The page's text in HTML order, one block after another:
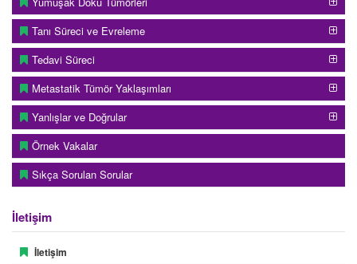
Tanı Süreci ve Evreleme
Tedavi Süreci
Metastatik Tümör Yaklaşımları
Yanlışlar ve Doğrular
Örnek Vakalar
Sıkça Sorulan Sorular
İletişim
İletişim